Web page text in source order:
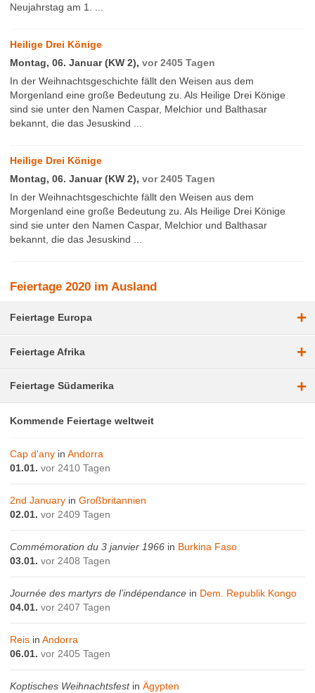
Neujahrstag am 1. ...
Heilige Drei Könige
Montag, 06. Januar (KW 2),vor 2405 Tagen
In der Weihnachtsgeschichte fällt den Weisen aus dem
Morgenland eine große Bedeutung zu. Als Heilige Drei Könige
sind sie unter den Namen Caspar, Melchior und Balthasar
bekannt, die das Jesuskind ...
Heilige Drei Könige
Montag, 06. Januar (KW 2),vor 2405 Tagen
In der Weihnachtsgeschichte fällt den Weisen aus dem
Morgenland eine große Bedeutung zu. Als Heilige Drei Könige
sind sie unter den Namen Caspar, Melchior und Balthasar
bekannt, die das Jesuskind ...
Feiertage 2020 im Ausland
Feiertage Europa +
Feiertage Afrika +
Feiertage Südamerika +
Kommende Feiertage weltweit
Cap d'any inAndorra
01.01. vor 2410 Tagen
2nd January inGroßbritannien
02.01. vor 2409 Tagen
Commémoration du 3 janvier 1966 in Burkina Faso
03.01. vor 2408 Tagen
Journée des martyrs de l’indépendance in Dem. Republik Kongo
04.01. vor 2407 Tagen
Reis inAndorra
06.01. vor 2405 Tagen
Koptisches WeihnachtsfestinÄgypten